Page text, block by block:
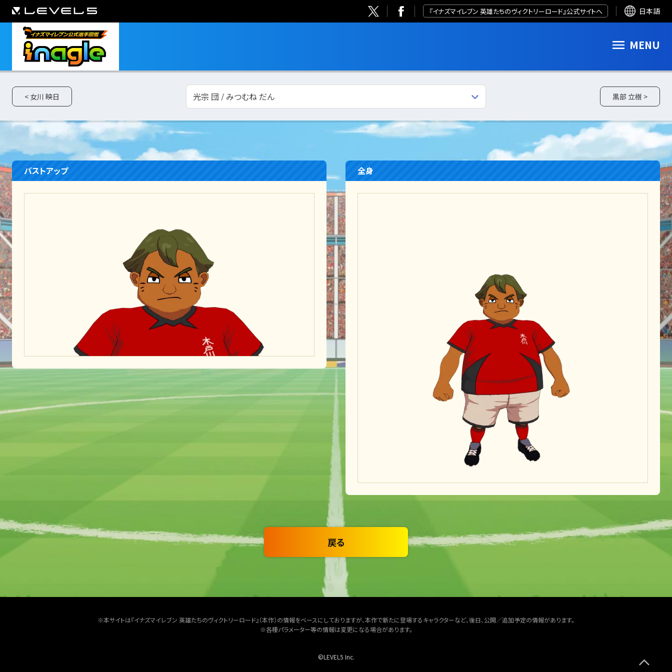
『イナズマイレブン 英雄たちのヴィクトリーロード』公式サイトへ 日本語
MENU
< 女川 映日 光宗 団 / みつむね だん 黒部 立樹 >
バストアップ 全身
戻る
※本サイトは『イナズマイレブン 英雄たちのヴィクトリーロード』（本作）の情報をベースにしておりますが、本作で新たに登場するキャラクターなど、後日、公開／追加予定の情報があります。
※各種パラメーター等の情報は変更になる場合があります。
©LEVEL5 Inc.